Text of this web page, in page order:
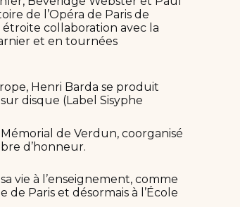
de l’Opéra de Paris de
collaboration avec la
et en tournées
Henri Barda se produit
disque (Label Sisyphe
de Verdun, coorganisé
d’honneur.
vie à l’enseignement, comme
Paris et désormais à l’École